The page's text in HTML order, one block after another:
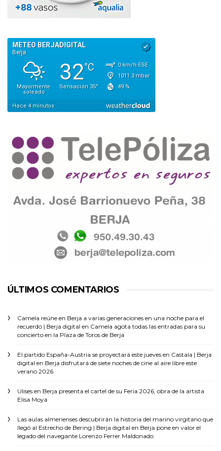
ÚLTIMOS COMENTARIOS
Camela reúne en Berja a varias generaciones en una noche para el
recuerdo | Berja digital en Camela agota todas las entradas para su
concierto en la Plaza de Toros de Berja
El partido España-Austria se proyectará este jueves en Castala | Berja
digital en Berja disfrutará de siete noches de cine al aire libre este
verano 2026
Ulises en Berja presenta el cartel de su Feria 2026, obra de la artista
Elisa Moya
Las aulas almerienses descubrirán la historia del marino virgitano que
llegó al Estrecho de Bering | Berja digital en Berja pone en valor el
legado del navegante Lorenzo Ferrer Maldonado